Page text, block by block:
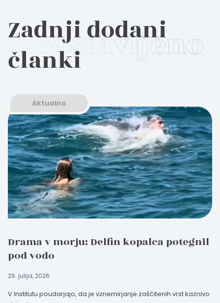
Zadnji dodani
članki
Aktualno
Drama v morju: Delfin kopalca potegnil
pod vodo
26. julija, 2026
V Institutu poudarjajo, da je vznemirjanje zaščitenih vrst kaznivo